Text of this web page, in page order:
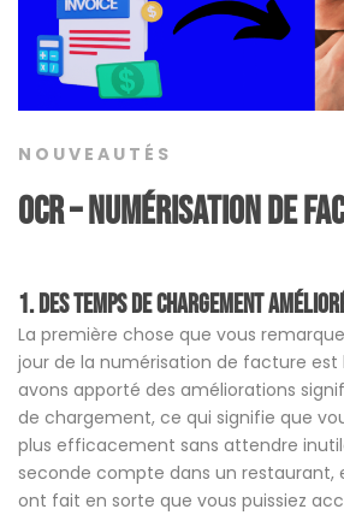
NOUVEAUTÉS
OCR – numérisation de
1. Des Temps de Chargement
La première chose que vous
jour de la numérisation de facture est
avons apporté des améliorations
de chargement, ce qui signifie que
plus efficacement sans attendre
seconde compte dans un restaurant,
ont fait en sorte que vous puissiez